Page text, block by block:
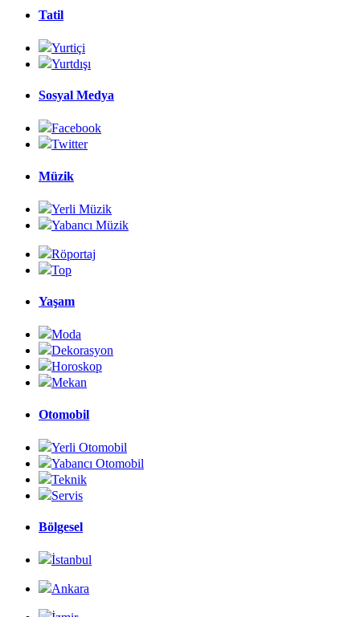
Tatil
Yurtiçi
Yurtdışı
Sosyal Medya
Facebook
Twitter
Müzik
Yerli Müzik
Yabancı Müzik
Röportaj
Top
Yaşam
Moda
Dekorasyon
Horoskop
Mekan
Otomobil
Yerli Otomobil
Yabancı Otomobil
Teknik
Servis
Bölgesel
İstanbul
Ankara